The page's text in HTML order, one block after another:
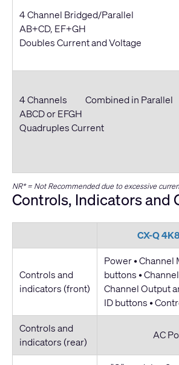
4 Channel Bridged/Parallel
AB+CD, EF+GH
Doubles Current and Voltage
4 Channels Combined in Parallel
ABCD or EFGH
Quadruples Current
NR* = Not Recommended due to excessive
Controls, Indicators and
CX-Q
Controls and
indicators (front)
Power • Channel
buttons •
Channel Output
ID buttons •
Controls and
indicators (rear)
AC